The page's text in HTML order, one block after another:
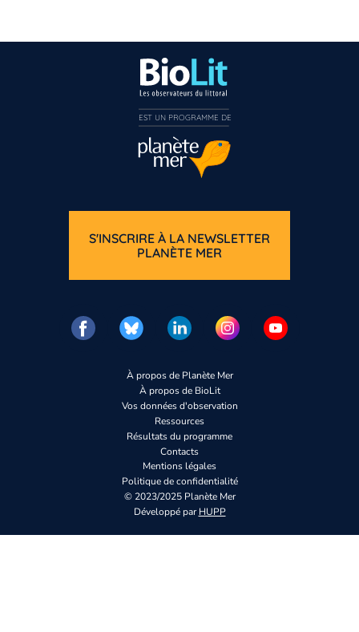
À propos de Planète Mer
À propos de BioLit
Vos données d'observation
Ressources
Résultats du programme
Contacts
Mentions légales
Politique de confidentialité
© 2023/2025 Planète Mer
Développé parHUPP
S'INSCRIRE À LA NEWSLETTER
PLANÈTE MER
Vous n’êtes pas
Inscrivez-vous